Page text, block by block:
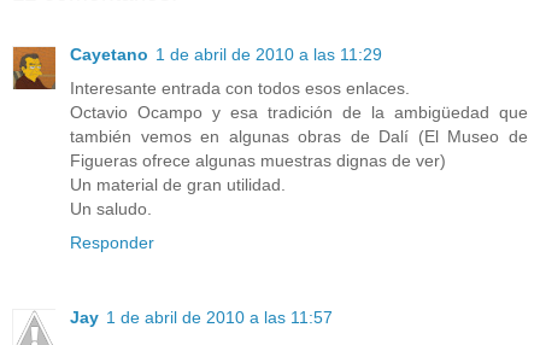
Cayetano 1 de abril de 2010 a las 11:29
Interesante entrada con todos esos enlaces.
Octavio Ocampo y esa tradición de la ambigüedad que
también vemos en algunas obras de Dalí (El Museo de
Figueras ofrece algunas muestras dignas de ver)
Un material de gran utilidad.
Un saludo.
Responder
Jay 1 de abril de 2010 a las 11:57